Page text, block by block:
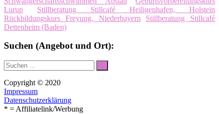
Lurup
Stillberatung Stillcafé Heiligenhafen, Holstein
Rückbildungskurs Freyung, Niederbayern
Stillberatung Stillcafé
Dettenheim (Baden)
Suchen (Angebot und Ort):
Suche
nach:
Suchen
Copyright © 2020
Impressum
Datenschutzerklärung
* = Affiliatelink/Werbung